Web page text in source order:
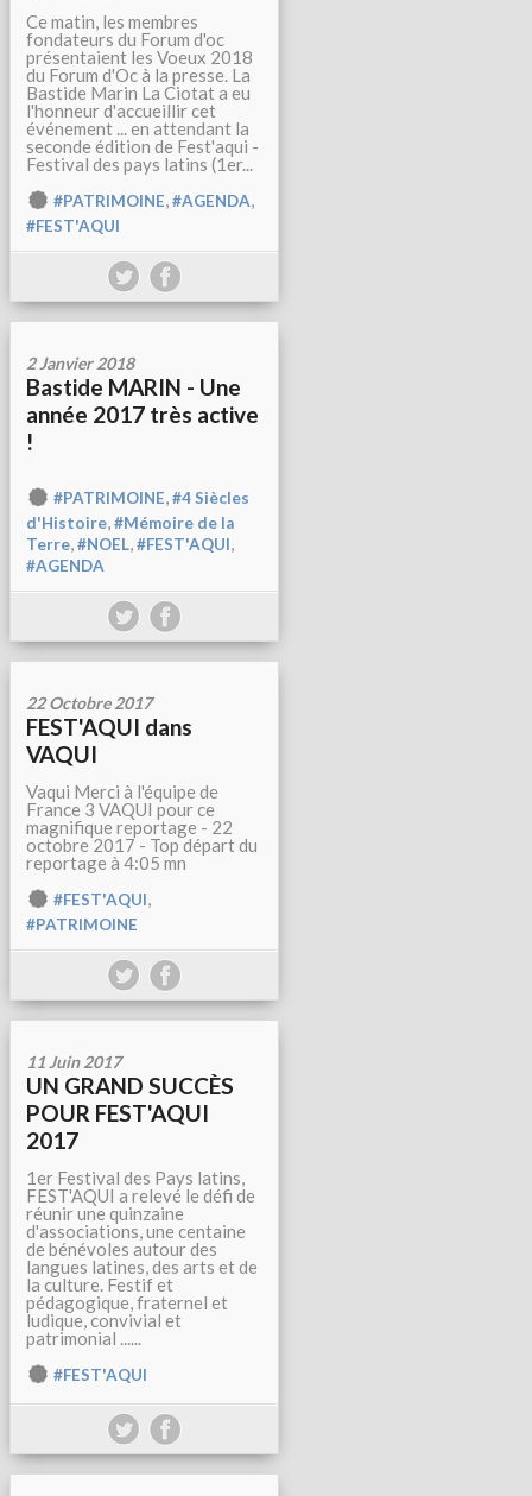
Ce matin, les membres
fondateurs du Forum d'oc
présentaient les Voeux 2018
du Forum d'Oc à la presse. La
Bastide Marin La Ciotat a eu
l'honneur d'accueillir cet
événement ... en attendant la
seconde édition de Fest'aqui -
Festival des pays latins (1er...
#PATRIMOINE,#AGENDA,
#FEST'AQUI
2 Janvier 2018
Bastide MARIN - Une
année 2017 très active
!
#PATRIMOINE,#4 Siècles
d'Histoire,#Mémoire de la
Terre,#NOEL,#FEST'AQUI,
#AGENDA
22 Octobre 2017
FEST'AQUI dans
VAQUI
Vaqui Merci à l'équipe de
France 3 VAQUI pour ce
magnifique reportage - 22
octobre 2017 - Top départ du
reportage à 4:05 mn
#FEST'AQUI,
#PATRIMOINE
11 Juin 2017
UN GRAND SUCCÈS
POUR FEST'AQUI
2017
1er Festival des Pays latins,
FEST'AQUI a relevé le défi de
réunir une quinzaine
d'associations, une centaine
de bénévoles autour des
langues latines, des arts et de
la culture. Festif et
pédagogique, fraternel et
ludique, convivial et
patrimonial ......
#FEST'AQUI